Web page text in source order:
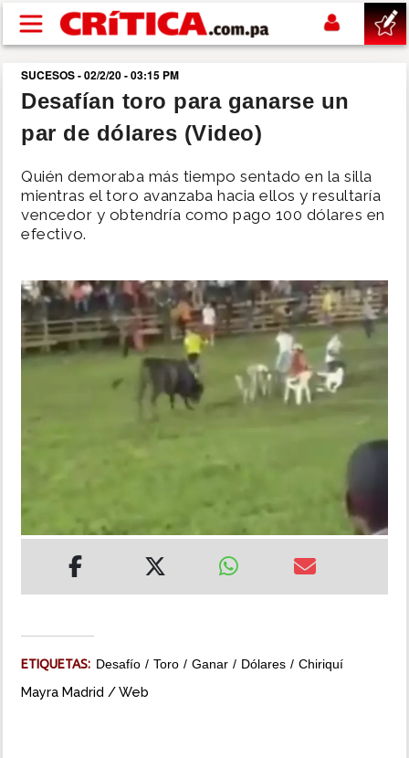
Pasar al contenido principal
buscar
SUCESOS
NACIONAL
POLÍTICA
SHOW
DEPORTES
SUCESOS - 02/2/20 - 03:15 PM
Desafían toro para ganarse un
par de dólares (Video)
Quién demoraba más tiempo sentado en la silla
mientras el toro avanzaba hacia ellos y resultaría
vencedor y obtendría como pago 100 dólares en
efectivo.
ETIQUETAS: Desafío Toro Ganar Dólares Chiriquí
Mayra Madrid / Web